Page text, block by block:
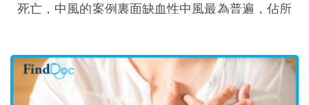
死亡，中風的案例裏面缺血性中風最為普遍，佔所
血管收窄，又或者因為血塊而阻塞，令到患者有不
同病徵。原因有很多種，包括有三高，又或者是腦
血管粥樣硬化，或者是心房顫動形成血塊。有研究